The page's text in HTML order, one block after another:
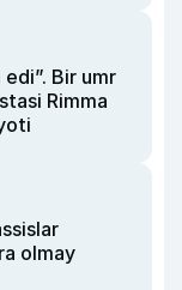
Bir umr
Rimma
olmay